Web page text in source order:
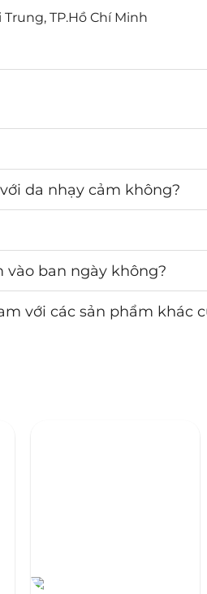
TP.Hồ Chí Minh
da nhạy cảm không?
vào ban ngày không?
với các sản phẩm khác